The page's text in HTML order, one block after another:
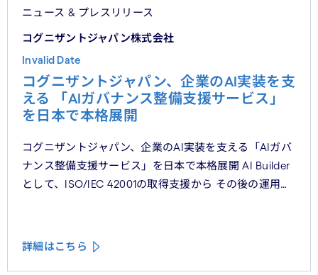
ニュース & プレスリリース
コグニザントジャパン株式会社
Invalid Date
コグニザントジャパン、企業のAI実装を支
える 「AIガバナンス整備支援サービス」
を日本で本格展開
コグニザントジャパン、企業のAI実装を支える「AIガバ
ナンス整備支援サービス」を日本で本格展開 AI Builder
として、ISO/IEC 42001の取得支援から その後の運用・
詳細はこちら